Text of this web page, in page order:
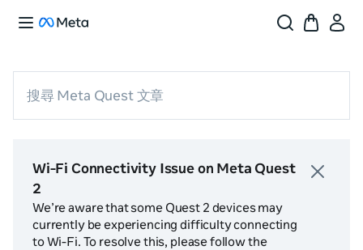
搜尋 Meta Quest 文章
Wi-Fi Connectivity Issue on Meta Quest
2
We’re aware that some Quest 2 devices may
currently be experiencing difficulty connecting
to Wi-Fi. To resolve this, please follow the